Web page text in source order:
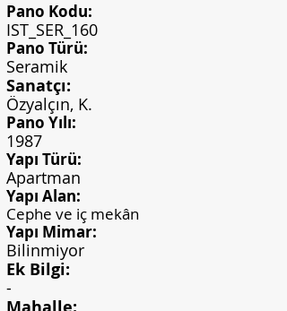
Pano Kodu:
IST_SER_160
Pano Türü:
Seramik
Sanatçı:
Özyalçın, K.
Pano Yılı:
1987
Yapı Türü:
Apartman
Yapı Alan:
Cephe ve iç mekân
Yapı Mimar:
Bilinmiyor
Ek Bilgi:
-